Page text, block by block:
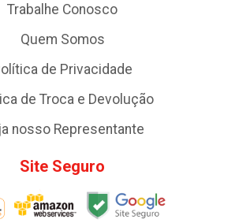
Trabalhe Conosco
Quem Somos
de Privacidade
de Troca e Devolução
nosso Representante
Site Seguro